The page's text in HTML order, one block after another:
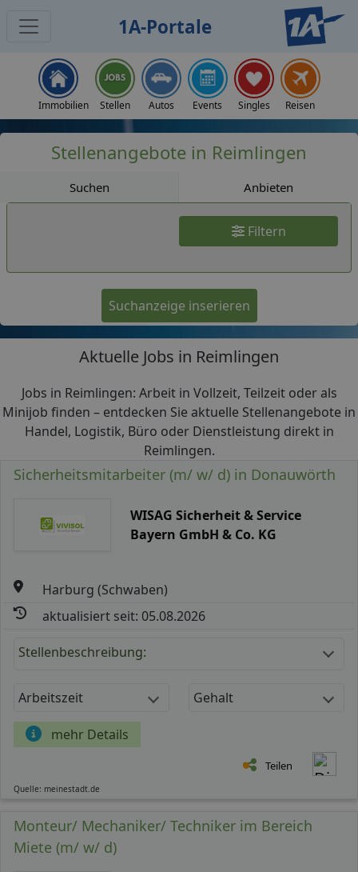
1A-Portale
Immobilien Stellen Autos Events Singles Reisen
Stellenangebote in Reimlingen
Suchen Anbieten
Filtern
Suchanzeige inserieren
Aktuelle Jobs in Reimlingen
Jobs in Reimlingen: Arbeit in Vollzeit, Teilzeit oder als
Minijob finden – entdecken Sie aktuelle Stellenangebote in
Handel, Logistik, Büro oder Dienstleistung direkt in
Reimlingen.
Sicherheitsmitarbeiter (m/ w/ d) in Donauwörth
WISAG Sicherheit & Service
Bayern GmbH & Co. KG
Harburg (Schwaben)
aktualisiert seit: 05.08.2026
Stellenbeschreibung:
Arbeitszeit Gehalt
mehr Details
Teilen
Quelle: meinestadt.de
Monteur/ Mechaniker/ Techniker im Bereich
Miete (m/ w/ d)